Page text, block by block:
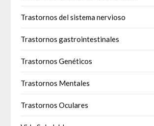
Trastornos del sistema nervioso
Trastornos gastrointestinales
Trastornos Genéticos
Trastornos Mentales
Trastornos Oculares